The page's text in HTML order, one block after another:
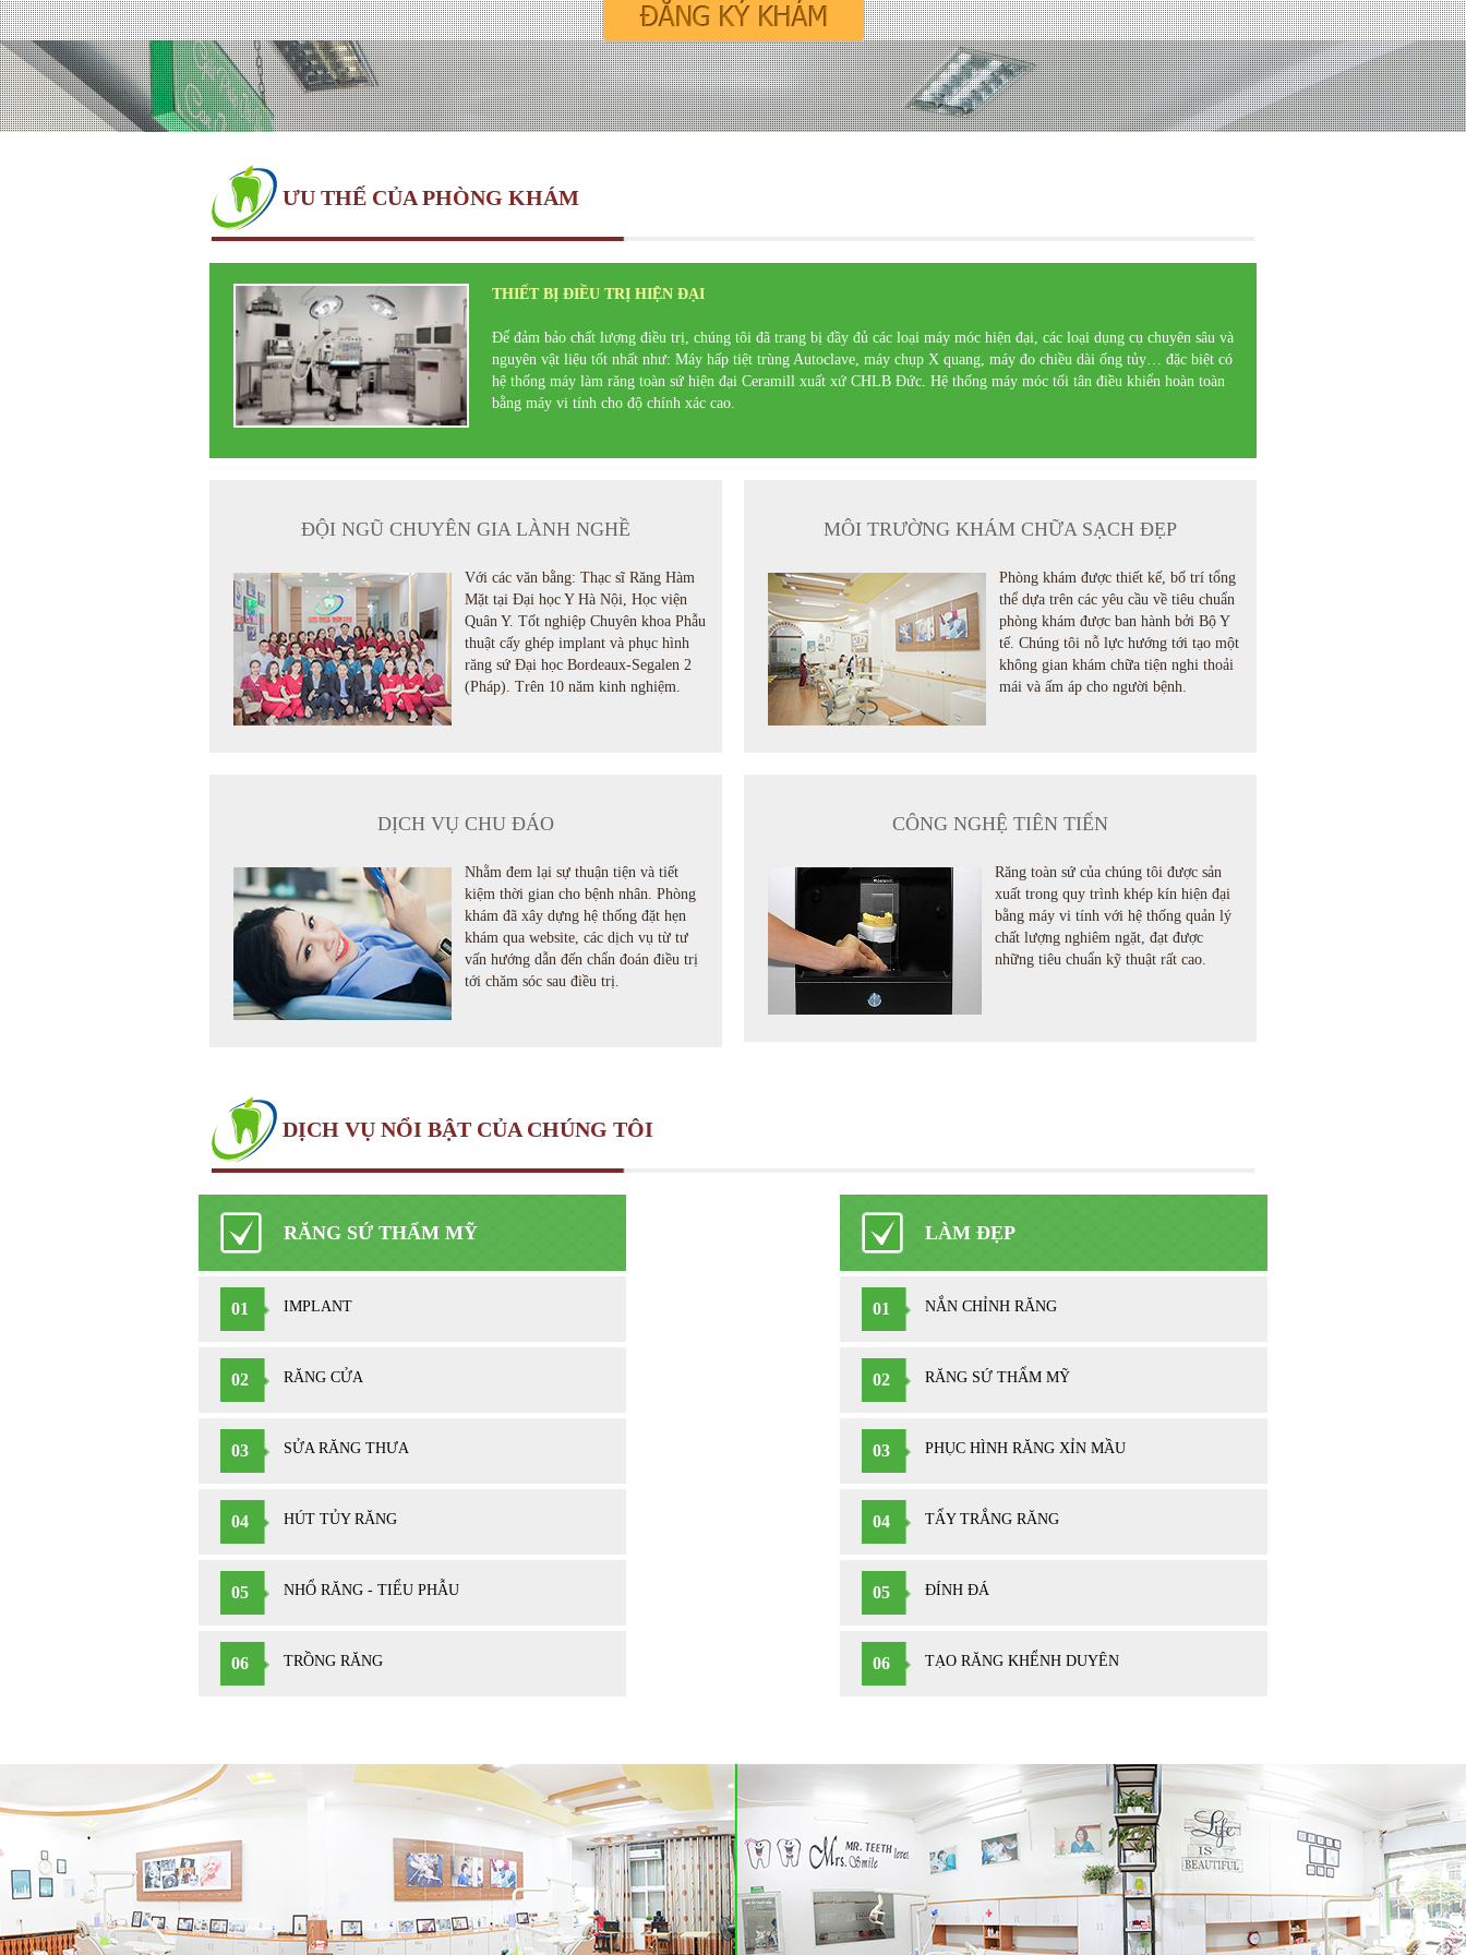
ƯU THẾ CỦA PHÒNG KHÁM
THIẾT BỊ ĐIỀU TRỊ HIỆN ĐẠI
Để đảm bảo chất lượng điều trị, chúng tôi đã trang bị đầy đủ các loại máy móc hiện đại, các loại dụng cụ chuyên sâu và
nguyên vật liệu tốt nhất như: Máy hấp tiệt trùng Autoclave, máy chụp X quang, máy đo chiều dài ống tủy… đặc biệt có
hệ thống máy làm răng toàn sứ hiện đại Ceramill xuất xứ CHLB Đức. Hệ thống máy móc tối tân điều khiển hoàn toàn
bằng máy vi tính cho độ chính xác cao.
ĐỘI NGŨ CHUYÊN GIA LÀNH NGHỀ
Với các văn bằng: Thạc sĩ Răng Hàm
Mặt tại Đại học Y Hà Nội, Học viện
Quân Y. Tốt nghiệp Chuyên khoa Phẫu
thuật cấy ghép implant và phục hình
răng sứ Đại học Bordeaux-Segalen 2
(Pháp). Trên 10 năm kinh nghiệm.
MÔI TRƯỜNG KHÁM CHỮA SẠCH ĐẸP
Phòng khám được thiết kế, bố trí tổng
thể dựa trên các yêu cầu về tiêu chuẩn
phòng khám được ban hành bởi Bộ Y
tế. Chúng tôi nỗ lực hướng tới tạo một
không gian khám chữa tiện nghi thoải
mái và ấm áp cho người bệnh.
DỊCH VỤ CHU ĐÁO
Nhằm đem lại sự thuận tiện và tiết
kiệm thời gian cho bệnh nhân. Phòng
khám đã xây dựng hệ thống đặt hẹn
khám qua website, các dịch vụ từ tư
vấn hướng dẫn đến chẩn đoán điều trị
tới chăm sóc sau điều trị.
CÔNG NGHỆ TIÊN TIẾN
Răng toàn sứ của chúng tôi được sản
xuất trong quy trình khép kín hiện đại
bằng máy vi tính với hệ thống quản lý
chất lượng nghiêm ngặt, đạt được
những tiêu chuẩn kỹ thuật rất cao.
DỊCH VỤ NỔI BẬT CỦA CHÚNG TÔI
RĂNG SỨ THẨM MỸ
01 IMPLANT
02 RĂNG CỬA
03 SỬA RĂNG THƯA
04 HÚT TỦY RĂNG
05 NHỔ RĂNG - TIỂU PHẪU
06 TRỒNG RĂNG
LÀM ĐẸP
01 NẮN CHỈNH RĂNG
02 RĂNG SỨ THẨM MỸ
03 PHỤC HÌNH RĂNG XỈN MẦU
04 TẨY TRẮNG RĂNG
05 ĐÍNH ĐÁ
06 TẠO RĂNG KHỂNH DUYÊN